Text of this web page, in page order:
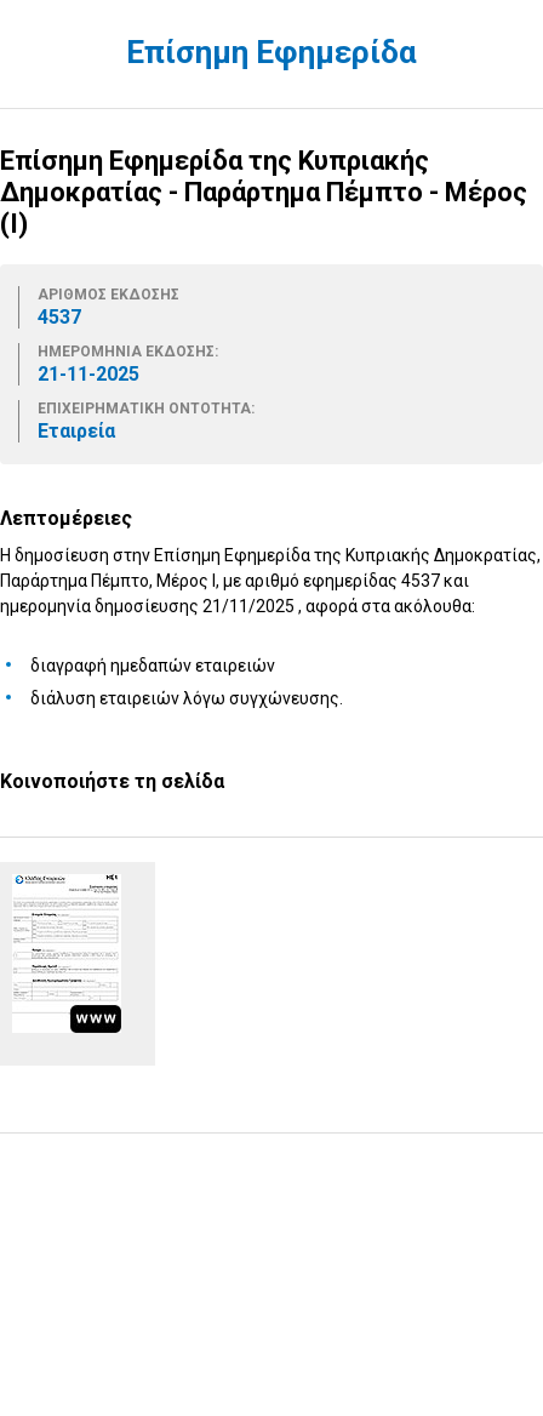
Επίσημη Εφημερίδα
Επίσημη Εφημερίδα της Κυπριακής
Δημοκρατίας - Παράρτημα Πέμπτο - Μέρος
(Ι)
ΑΡΙΘΜΟΣ ΕΚΔΟΣΗΣ
4537
ΗΜΕΡΟΜΗΝΙΑ ΕΚΔΟΣΗΣ:
21-11-2025
ΕΠΙΧΕΙΡΗΜΑΤΙΚΗ ΟΝΤΟΤΗΤΑ:
Εταιρεία
Λεπτομέρειες
Η δημοσίευση στην Επίσημη Εφημερίδα της Κυπριακής Δημοκρατίας,
Παράρτημα Πέμπτο, Μέρος I, με αριθμό εφημερίδας 4537 και
ημερομηνία δημοσίευσης 21/11/2025 , αφορά στα ακόλουθα:
διαγραφή ημεδαπών εταιρειών
διάλυση εταιρειών λόγω συγχώνευσης.
Κοινοποιήστε τη σελίδα